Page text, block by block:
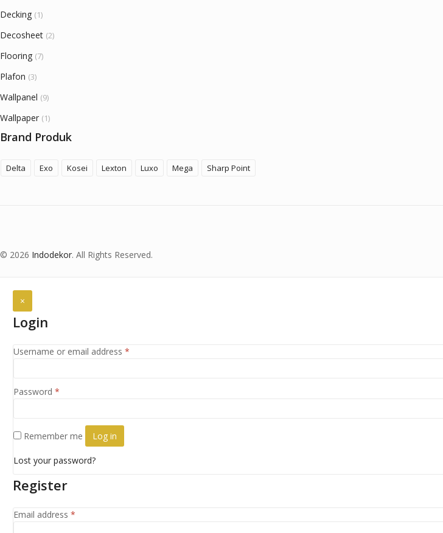
Decking (1)
Decosheet (2)
Flooring (7)
Plafon (3)
Wallpanel (9)
Wallpaper (1)
Brand Produk
Delta Exo Kosei Lexton Luxo Mega Sharp Point
© 2026 Indodekor. All Rights Reserved.
×
Login
Username or email address *
Password *
Remember me Log in
Lost your password?
Register
Email address *